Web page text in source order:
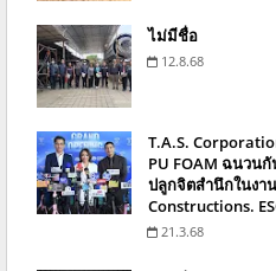
ไม่มีชื่อ
12.8.68
T.A.S.
PU FOAM ฉนวน
ปลูกจิตสำนึกในงา
Constructions.
21.3.68